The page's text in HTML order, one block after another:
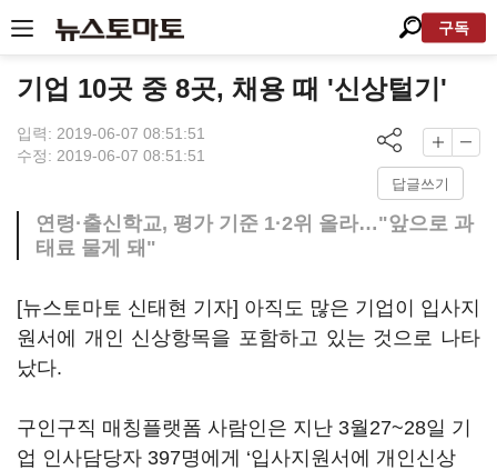
구독
기업 10곳 중 8곳, 채용 때 '신상털기'
입력: 2019-06-07 08:51:51
수정: 2019-06-07 08:51:51
답글쓰기
연령·출신학교, 평가 기준 1·2위 올라…"앞으로 과
태료 물게 돼"
[뉴스토마토 신태현 기자] 아직도 많은 기업이 입사지
원서에 개인 신상항목을 포함하고 있는 것으로 나타
났다.
구인구직 매칭플랫폼 사람인은 지난 3월27~28일 기
업 인사담당자 397명에게 ‘입사지원서에 개인신상